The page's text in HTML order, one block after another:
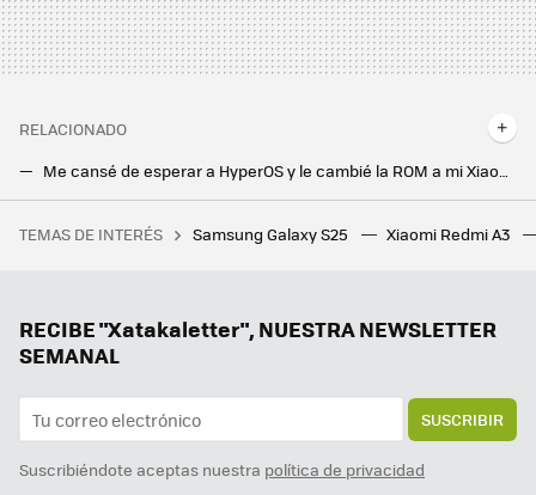
RELACIONADO
Me cansé de esperar a HyperOS y le cambié la ROM a mi Xiaomi: ahora tengo un móvil más rápido y parecido al Pixel
El mapa definitivo del eclipse del 12 de agosto: consulta aquí la duración y la previsión en cada municipio de España
TEMAS DE INTERÉS Samsung Galaxy S25 Xiaomi Redmi A3
RECIBE "Xatakaletter", NUESTRA NEWSLETTER
SEMANAL
SUSCRIBIR
Suscribiéndote aceptas nuestra política de privacidad